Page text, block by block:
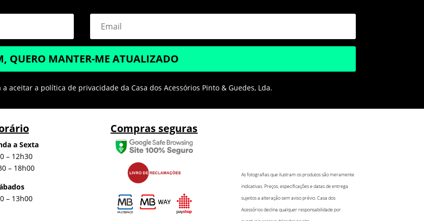
QUERO MANTER-ME ATUALIZADO
aceitar a política de privacidade da Casa dos Acessórios Pinto & Guedes, Lda.
a Sexta
– 12h30
– 18h00
– 13h00
Compras seguras
As fotografias que ilustram os produtos são meramente
indicativas. Preços, especificações e datas de entrega
sujeitos a alteração sem aviso prévio. Casa dos
Acessórios declina qualquer responsabilidade por